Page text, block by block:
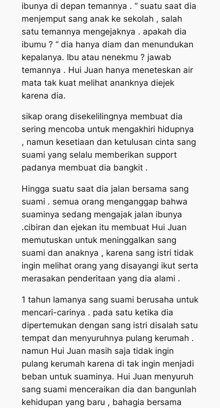
ibunya di depan temannya . “ suatu saat dia
menjemput sang anak ke sekolah , salah
satu temannya mengejaknya . apakah dia
ibumu ? “ dia hanya diam dan menundukan
kepalanya. Ibu atau nenekmu ? jawab
temannya . Hui Juan hanya meneteskan air
mata tak kuat melihat ananknya diejek
karena dia.
sikap orang disekelilingnya membuat dia
sering mencoba untuk mengakhiri hidupnya
, namun kesetiaan dan ketulusan cinta sang
suami yang selalu memberikan support
padanya membuat dia bangkit .
Hingga suatu saat dia jalan bersama sang
suami . semua orang menganggap bahwa
suaminya sedang mengajak jalan ibunya
.cibiran dan ejekan itu membuat Hui Juan
memutuskan untuk meninggalkan sang
suami dan anaknya , karena sang istri tidak
ingin melihat orang yang disayangi ikut serta
merasakan penderitaan yang dia alami .
1 tahun lamanya sang suami berusaha untuk
mencari-carinya . pada satu ketika dia
dipertemukan dengan sang istri disalah satu
tempat dan menyuruhnya pulang kerumah .
namun Hui Juan masih saja tidak ingin
pulang kerumah karena di tak ingin menjadi
beban untuk suaminya. Hui Juan menyuruh
sang suami menceraikan dia dan bangunlah
kehidupan yang baru , bahagia bersama